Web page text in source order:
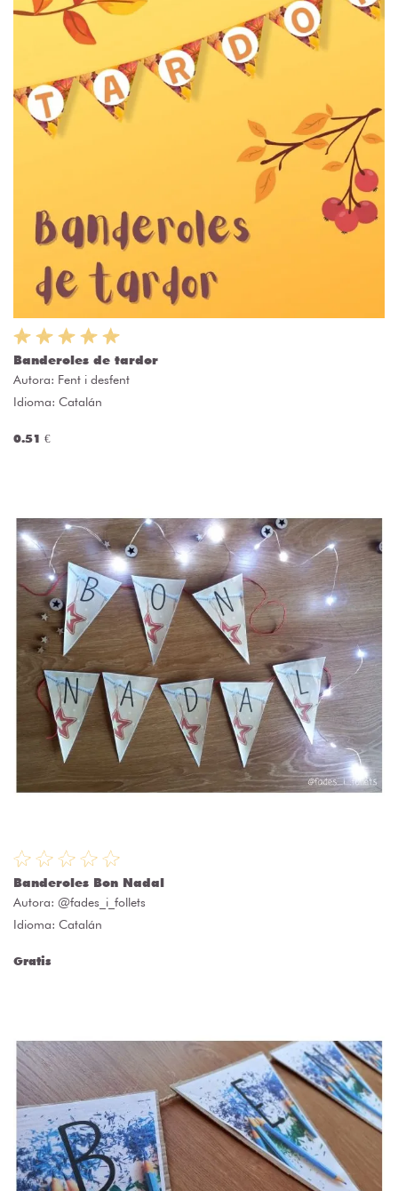
Banderoles de tardor
Autora: Fent i desfent
Idioma: Catalán
0.51 €
Banderoles Bon Nadal
Autora: @fades_i_follets
Idioma: Catalán
Gratis